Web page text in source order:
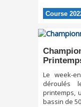
Course
Le week-
déroulés
printemps,
bassin de